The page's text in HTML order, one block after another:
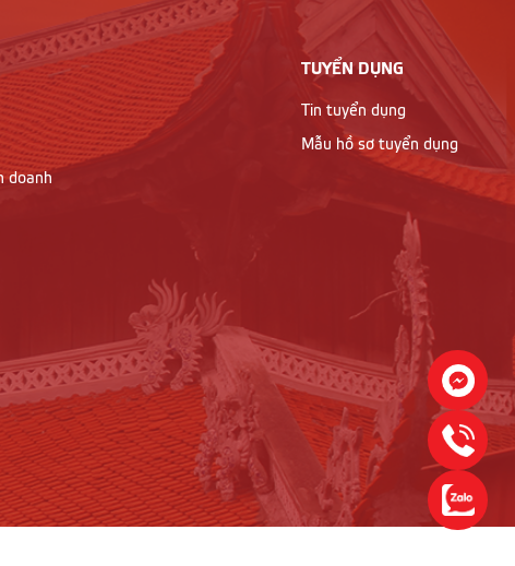
doanh
TUYỂN DỤNG
Tin tuyển dụng
Mẫu hồ sơ tuyển dụng